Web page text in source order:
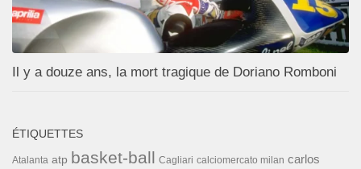
Il y a douze ans, la mort tragique de Doriano Romboni
ÉTIQUETTES
Atalanta atp basket-ball Cagliari calciomercato milan carlos